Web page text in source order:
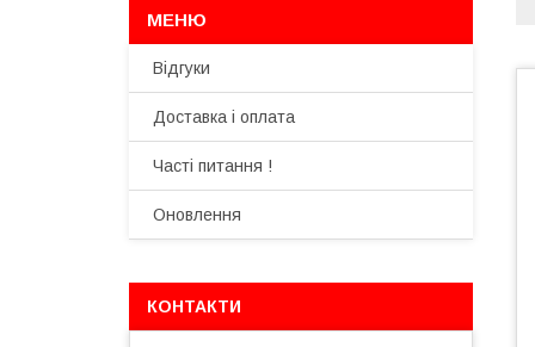
Відгуки
Доставка і оплата
Часті питання !
Оновлення
КОНТАКТИ